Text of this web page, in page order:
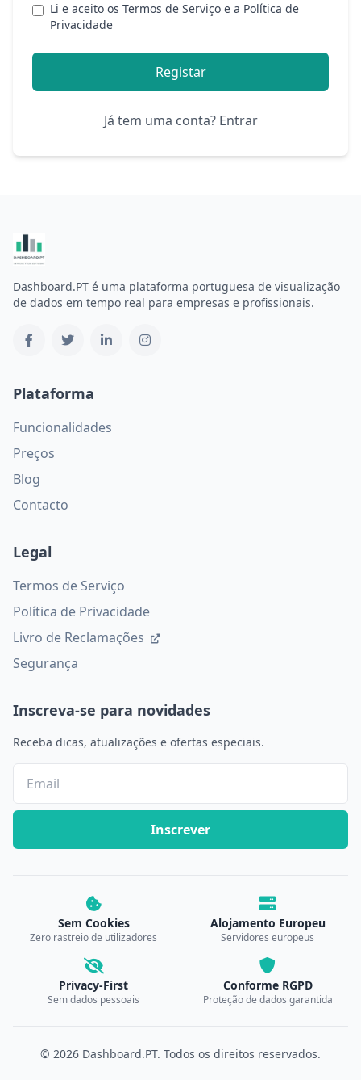
Li e aceito osTermos de Serviço e a Política de
Privacidade
Registar
Já tem uma conta? Entrar
Dashboard.PT é uma plataforma portuguesa de visualização
de dados em tempo real para empresas e profissionais.
Plataforma
Funcionalidades
Preços
Blog
Contacto
Legal
Termos de Serviço
Política de Privacidade
Livro de Reclamações
Segurança
Inscreva-se para novidades
Receba dicas, atualizações e ofertas especiais.
Inscrever
Sem Cookies
Zero rastreio de utilizadores
Alojamento Europeu
Servidores europeus
Privacy-First
Sem dados pessoais
Conforme RGPD
Proteção de dados garantida
© 2026 Dashboard.PT. Todos os direitos reservados.